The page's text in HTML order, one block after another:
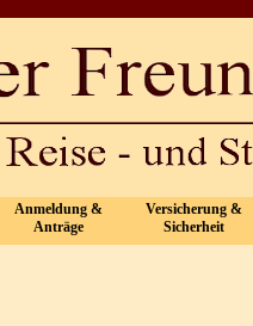
▼
Anmeldung &
Anträge
▼
Versicherung &
Sicherheit